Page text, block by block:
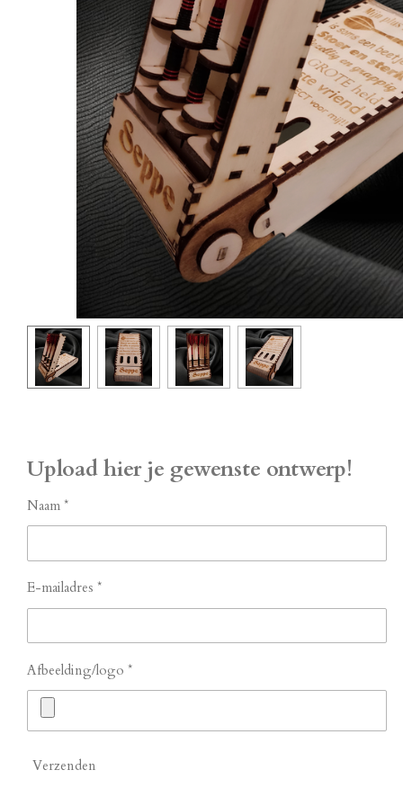
Upload hier je gewenste ontwerp!
Naam *
E-mailadres *
Afbeelding/logo *
Verzenden